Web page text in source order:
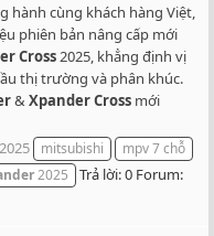
hành cùng khách hàng Việt,
phiên bản nâng cấp mới
Cross2025, khẳng định vị
thị trường và phân khúc.
& XpanderCross mới
mitsubishi
mpv 7 chỗ
2025 Trả lời: 0 Forum: